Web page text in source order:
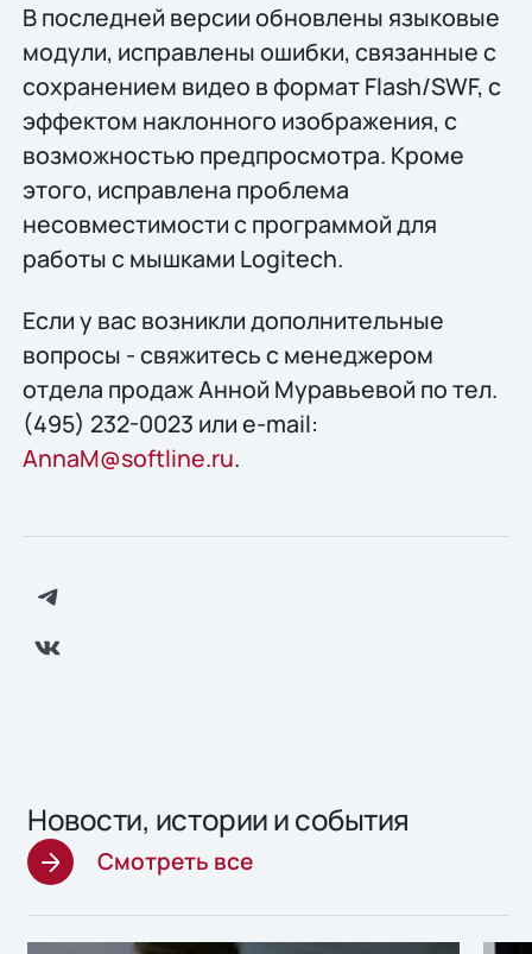
В последней версии обновлены языковые
модули, исправлены ошибки, связанные с
сохранением видео в формат Flash/SWF, с
эффектом наклонного изображения, с
возможностью предпросмотра. Кроме
этого, исправлена проблема
несовместимости с программой для
работы с мышками Logitech.
Если у вас возникли дополнительные
вопросы - свяжитесь с менеджером
отдела продаж Анной Муравьевой по тел.
(495) 232-0023 или e-mail:
AnnaM@softline.ru.
Новости, истории и события
Смотреть все